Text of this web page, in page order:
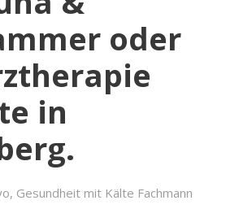
oder
in
Gesundheit mit Kälte Fachmann